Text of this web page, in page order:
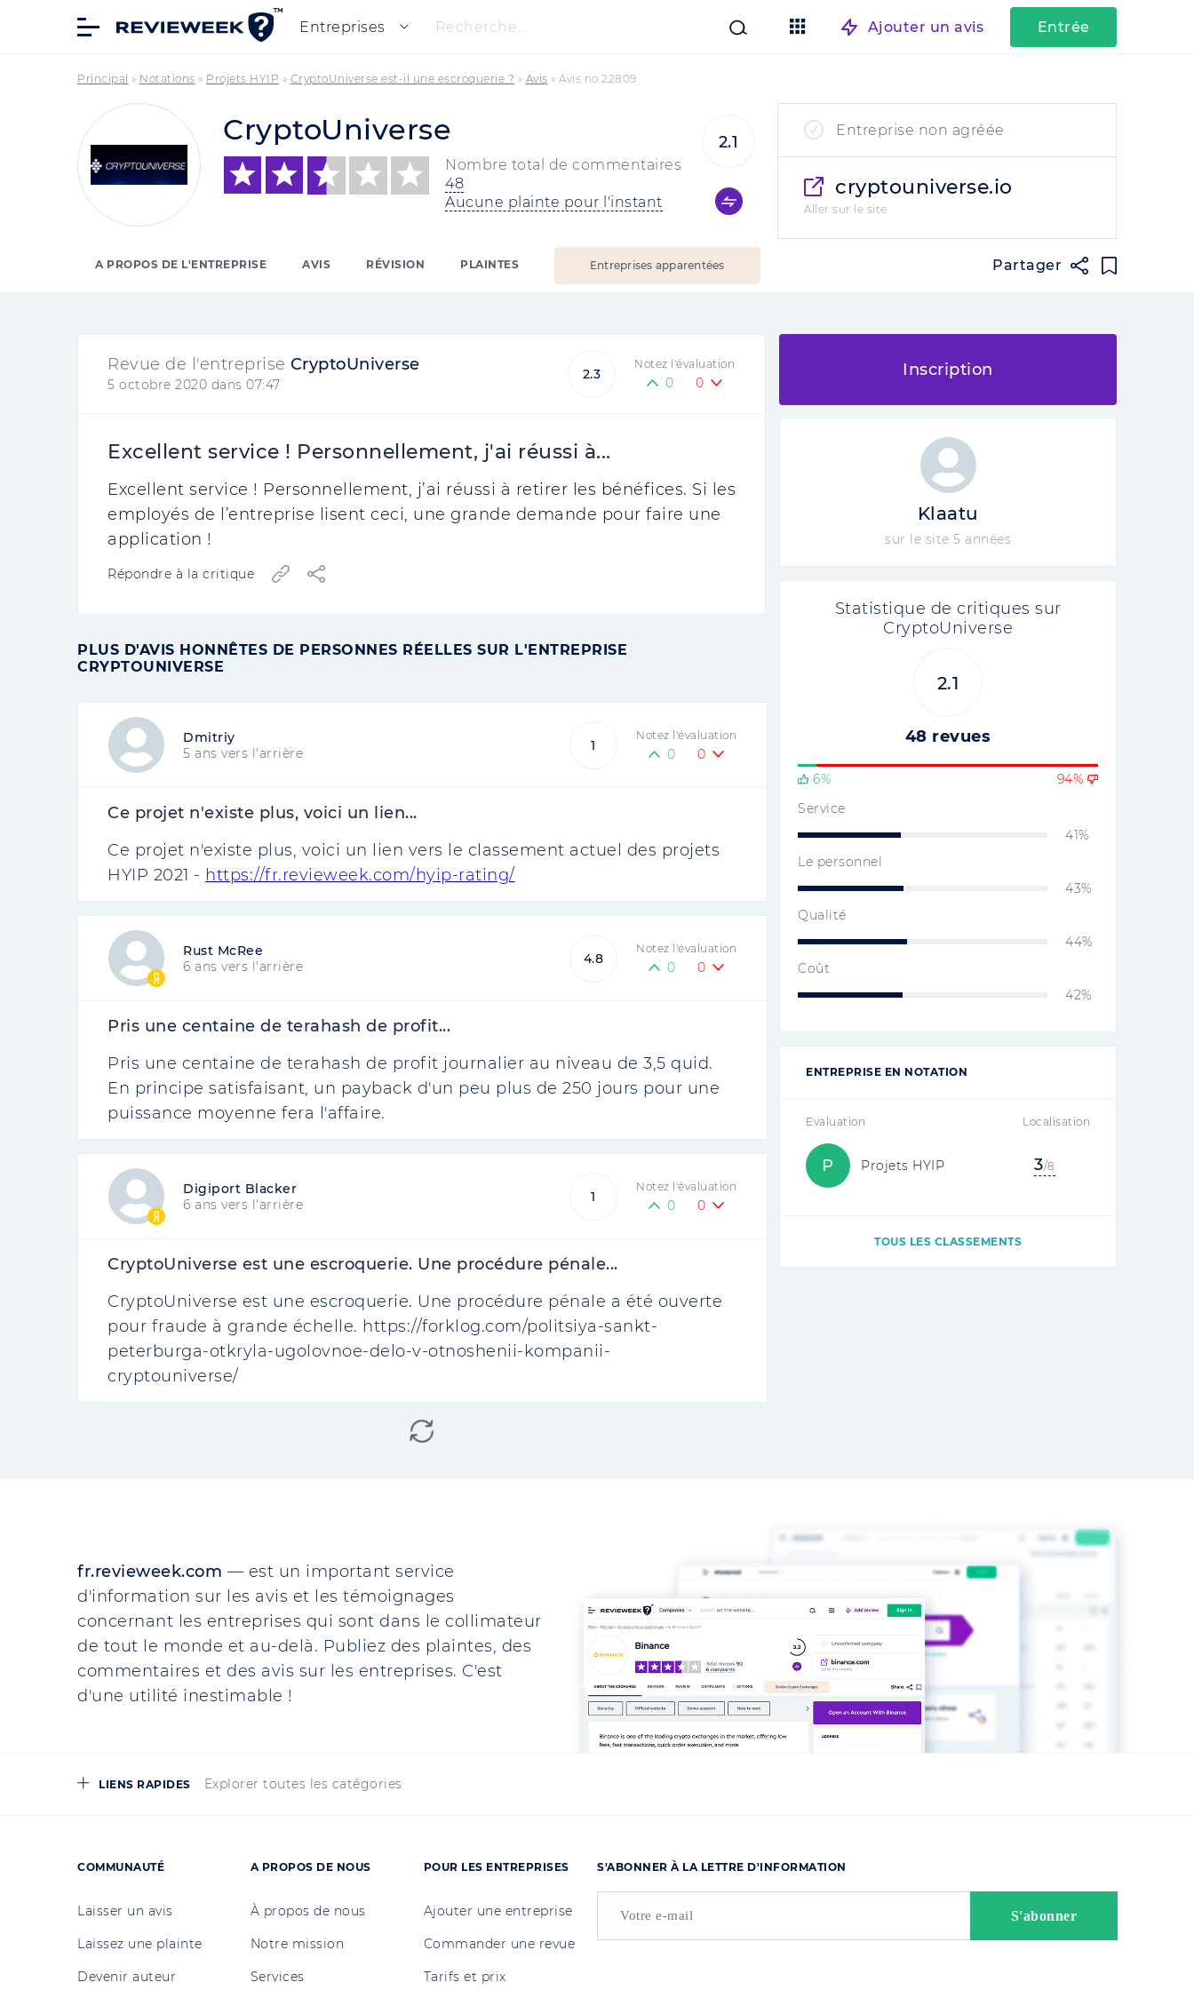
Entreprises Recherche... Ajouter un avis Entrée
Principal » Notations » Projets HYIP » CryptoUniverse est-il une escroquerie ? » Avis » Avis no 22809
CryptoUniverse
Nombre total de commentaires
48
Aucune plainte pour l'instant
2.1
Entreprise non agréée
cryptouniverse.io
Aller sur le site
A PROPOS DE L'ENTREPRISE AVIS RÉVISION PLAINTES Entreprises apparentées Partager
Revue de l'entreprise CryptoUniverse
5 octobre 2020 dans 07:47
2.3
Notez l'évaluation
0 0
Excellent service ! Personnellement, j'ai réussi à...
Excellent service ! Personnellement, j’ai réussi à retirer les bénéfices. Si les
employés de l’entreprise lisent ceci, une grande demande pour faire une
application !
Répondre à la critique
PLUS D'AVIS HONNÊTES DE PERSONNES RÉELLES SUR L'ENTREPRISE
CRYPTOUNIVERSE
Dmitriy
5 ans vers l'arrière
1
Notez l'évaluation
0 0
Ce projet n'existe plus, voici un lien...
Ce projet n'existe plus, voici un lien vers le classement actuel des projets
HYIP 2021 - https://fr.revieweek.com/hyip-rating/
Rust McRee
6 ans vers l'arrière
4.8
Notez l'évaluation
0 0
Pris une centaine de terahash de profit...
Pris une centaine de terahash de profit journalier au niveau de 3,5 quid.
En principe satisfaisant, un payback d'un peu plus de 250 jours pour une
puissance moyenne fera l'affaire.
Digiport Blacker
6 ans vers l'arrière
1
Notez l'évaluation
0 0
CryptoUniverse est une escroquerie. Une procédure pénale...
CryptoUniverse est une escroquerie. Une procédure pénale a été ouverte
pour fraude à grande échelle. https://forklog.com/politsiya-sankt-
peterburga-otkryla-ugolovnoe-delo-v-otnoshenii-kompanii-
cryptouniverse/
Inscription
Klaatu
sur le site 5 années
Statistique de critiques sur
CryptoUniverse
2.1
48 revues
6%
94%
Service
41%
Le personnel
43%
Qualité
44%
Coût
42%
ENTREPRISE EN NOTATION
Evaluation Localisation
P Projets HYIP 3/8
TOUS LES CLASSEMENTS
fr.revieweek.com — est un important service
d'information sur les avis et les témoignages
concernant les entreprises qui sont dans le collimateur
de tout le monde et au-delà. Publiez des plaintes, des
commentaires et des avis sur les entreprises. C'est
d'une utilité inestimable !
LIENS RAPIDES Explorer toutes les catégories
COMMUNAUTÉ
Laisser un avis
Laissez une plainte
Devenir auteur
A PROPOS DE NOUS
À propos de nous
Notre mission
Services
POUR LES ENTREPRISES
Ajouter une entreprise
Commander une revue
Tarifs et prix
S'ABONNER À LA LETTRE D'INFORMATION